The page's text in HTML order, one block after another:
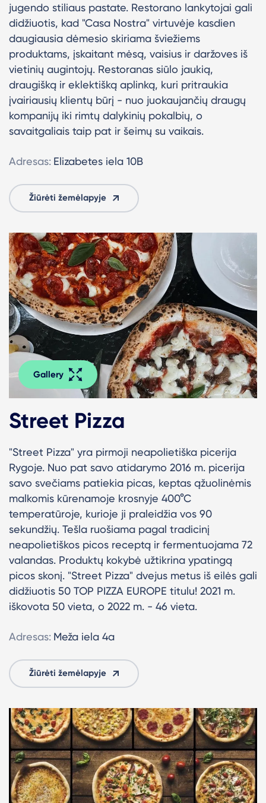
jugendo stiliaus pastate. Restorano lankytojai gali
didžiuotis, kad "Casa Nostra" virtuvėje kasdien
daugiausia dėmesio skiriama šviežiems
produktams, įskaitant mėsą, vaisius ir daržoves iš
vietinių augintojų. Restoranas siūlo jaukią,
draugišką ir eklektišką aplinką, kuri pritraukia
įvairiausių klientų būrį - nuo juokaujančių draugų
kompanijų iki rimtų dalykinių pokalbių, o
savaitgaliais taip pat ir šeimų su vaikais.
Adresas: Elizabetes iela 10B
Žiūrėti žemėlapyje
Gallery
Street Pizza
"Street Pizza" yra pirmoji neapolietiška picerija
Rygoje. Nuo pat savo atidarymo 2016 m. picerija
savo svečiams patiekia picas, keptas ąžuolinėmis
malkomis kūrenamoje krosnyje 400°C
temperatūroje, kurioje ji praleidžia vos 90
sekundžių. Tešla ruošiama pagal tradicinį
neapolietiškos picos receptą ir fermentuojama 72
valandas. Produktų kokybė užtikrina ypatingą
picos skonį. "Street Pizza" dvejus metus iš eilės gali
didžiuotis 50 TOP PIZZA EUROPE titulu! 2021 m.
iškovota 50 vieta, o 2022 m. - 46 vieta.
Adresas: Meža iela 4a
Žiūrėti žemėlapyje